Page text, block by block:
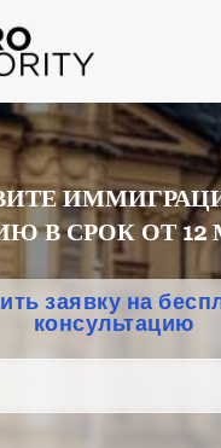
В СРОК ОТ 12
заявку на
консультацию